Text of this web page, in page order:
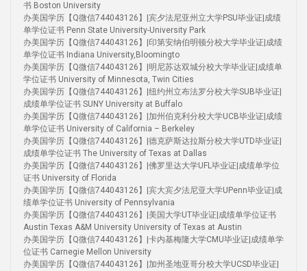
书 Boston University
办美国学历【Q微信744043126】|宾夕法尼亚州立大学PSU毕业证|成绩
单学位证书 Penn State University-University Park
办美国学历【Q微信744043126】|印第安纳伯明顿分校大学毕业证|成绩
单学位证书 Indiana University,Bloomingto
办美国学历【Q微信744043126】|明尼苏达双城分校大学毕业证|成绩单
学位证书 University of Minnesota, Twin Cities
办美国学历【Q微信744043126】|纽约州立布法罗分校大学SUB毕业证|
成绩单学位证书 SUNY University at Buffalo
办美国学历【Q微信744043126】|加州伯克利分校大学UCB毕业证|成绩
单学位证书 University of California – Berkeley
办美国学历【Q微信744043126】|德克萨斯达拉斯分校大学UTD毕业证|
成绩单学位证书 The University of Texas at Dallas
办美国学历【Q微信744043126】|佛罗里达大学UFL毕业证|成绩单学位
证书 University of Florida
办美国学历【Q微信744043126】|宾大宾夕法尼亚大学UPenn毕业证|成
绩单学位证书 University of Pennsylvania
办美国学历【Q微信744043126】|美国大学UT毕业证|成绩单学位证书
Austin Texas A&M University University of Texas at Austin
办美国学历【Q微信744043126】|卡内基梅隆大学CMU毕业证|成绩单学
位证书 Carnegie Mellon University
办美国学历【Q微信744043126】|加州圣地亚哥分校大学UCSD毕业证|